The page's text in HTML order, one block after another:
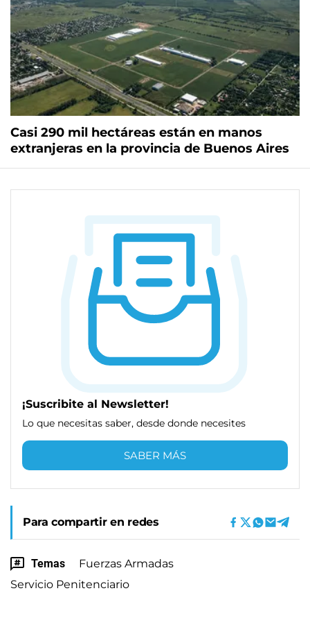
Casi 290 mil hectáreas están en manos
extranjeras en la provincia de Buenos Aires
¡Suscribite al Newsletter!
Lo que necesitas saber, desde donde necesites
SABER MÁS
Para compartir en redes
Temas
Fuerzas Armadas
Servicio Penitenciario